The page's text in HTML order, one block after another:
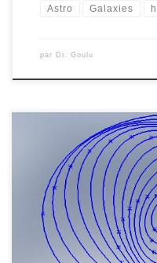
Astro Galaxies
par Dr. Goulu
Poursuivant ma découverte
attaqué à simuler une
des bras spiraux des
parce qu’il fallait « penser
peu expliqué ici, je voulais